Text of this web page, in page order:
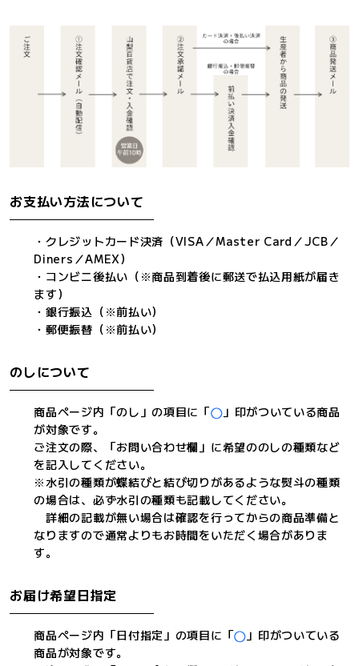
お支払い方法について
・クレジットカード決済（VISA／Master Card／JCB／
Diners／AMEX）
・コンビニ後払い（※商品到着後に郵送で払込用紙が届き
ます）
・銀行振込（※前払い）
・郵便振替（※前払い）
のしについて
商品ページ内「のし」の項目に「
」印がついている商品
が対象です。
ご注文の際、「お問い合わせ欄」に希望ののしの種類など
を記入してください。
※水引の種類が蝶結びと結び切りがあるような熨斗の種類
の場合は、必ず水引の種類も記載してください。
詳細の記載が無い場合は確認を行ってからの商品準備と
なりますので通常よりもお時間をいただく場合がありま
す。
お届け希望日指定
商品ページ内「日付指定」の項目に「
」印がついている
商品が対象です。